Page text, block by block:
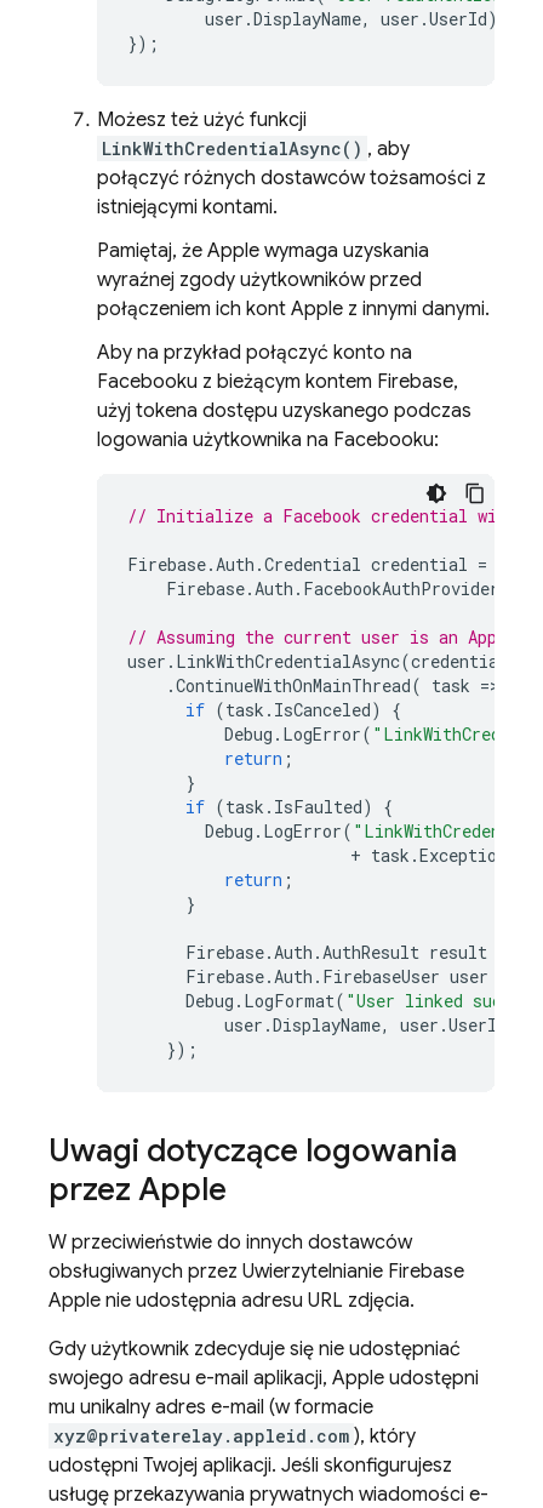
user .DisplayName, user .UserId);
});
Możesz też użyć funkcji
LinkWithCredentialAsync() , aby
połączyć różnych dostawców tożsamości z
istniejącymi kontami.
Pamiętaj, że Apple wymaga uzyskania
wyraźnej zgody użytkowników przed
połączeniem ich kont Apple z innymi danymi.
Aby na przykład połączyć konto na
Facebooku z bieżącym kontem Firebase,
użyj tokena dostępu uzyskanego podczas
logowania użytkownika na Facebooku:
// Initialize a Facebook credential with a
Firebase.Auth .Credential credential =
Firebase.Auth . FacebookAuthProvider
// Assuming the current user is an Apple
user . LinkWithCredentialAsync(credential
.ContinueWithOnMainThread( task =>
if (task . IsCanceled)
{
Debug . LogError(
return ;
}
if (task . IsFaulted)
{
Debug . LogError(
+ task .Exception
return ;
}
Firebase.Auth .AuthResult result
Firebase.Auth . FirebaseUser user
Debug . LogFormat( "User linked
user .DisplayName, user .UserId
});
Uwagi dotyczące logowania
przez Apple
W przeciwieństwie do innych dostawców
obsługiwanych przez Uwierzytelnianie Firebase
Apple nie udostępnia adresu URL zdjęcia.
Gdy użytkownik zdecyduje się nie udostępniać
swojego adresu e-mail aplikacji, Apple udostępni
mu unikalny adres e-mail (w formacie
xyz@privaterelay.appleid.com ), który
udostępni Twojej aplikacji. Jeśli skonfigurujesz
usługę przekazywania prywatnych wiadomości e-